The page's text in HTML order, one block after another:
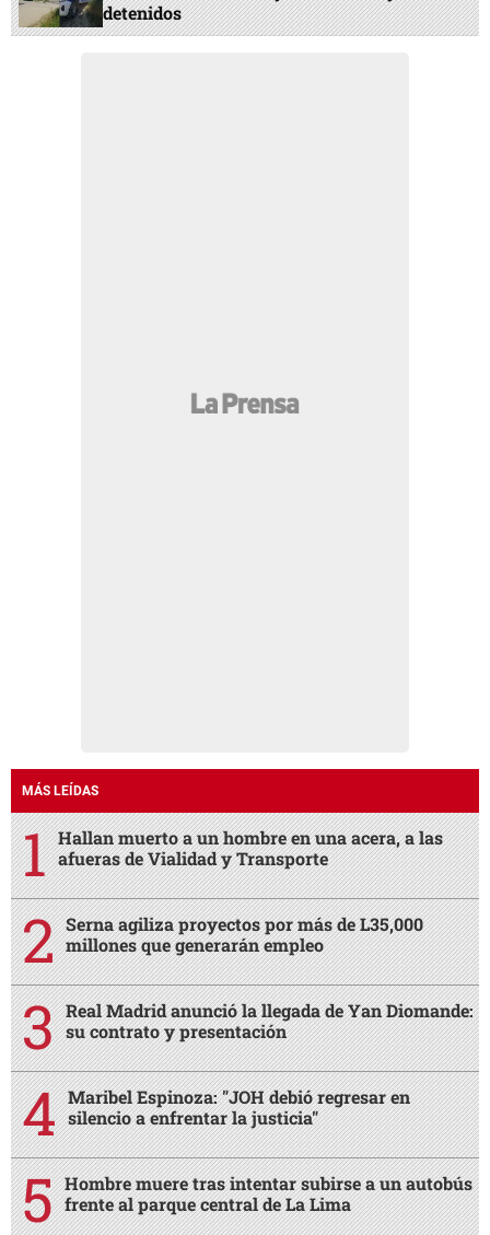
detenidos
MÁS LEÍDAS
Hallan muerto a un hombre en una acera, a las
afueras de Vialidad y Transporte
Serna agiliza proyectos por más de L35,000
millones que generarán empleo
Real Madrid anunció la llegada de Yan Diomande:
su contrato y presentación
Maribel Espinoza: "JOH debió regresar en
silencio a enfrentar la justicia"
Hombre muere tras intentar subirse a un autobús
frente al parque central de La Lima